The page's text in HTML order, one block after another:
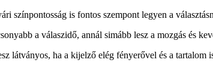
színpontosság is fontos szempont legyen a
a válaszidő, annál simább lesz a mozgás és
látványos, ha a kijelző elég fényerővel és a tartalom